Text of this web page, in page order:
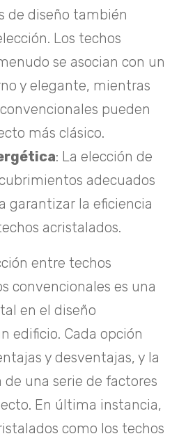
de diseño también
Los techos
se asocian con un
y elegante, mientras
pueden
más clásico.
: La elección de
adecuados
garantizar la eficiencia
acristalados.
entre techos
convencionales es una
en el diseño
edificio. Cada opción
y desventajas, y la
una serie de factores
En última instancia,
como los techos